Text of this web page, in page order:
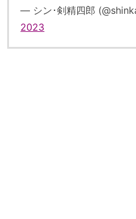
— シン･剣精四郎
2023